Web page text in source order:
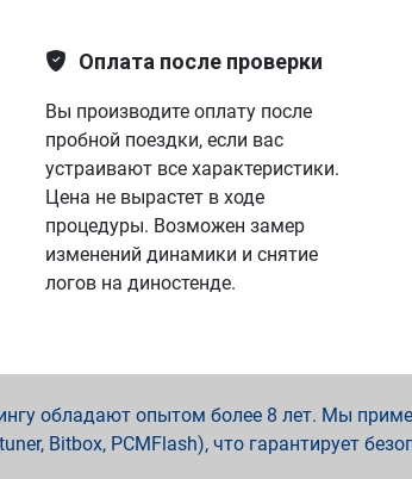
Оплата после проверки
Вы производите оплату после
пробной поездки, если вас
устраивают все характеристики.
Цена не вырастет в ходе
процедуры. Возможен замер
изменений динамики и снятие
логов на диностенде.
обладают опытом более 8 лет. Мы
Bitbox, PCMFlash), что гарантирует